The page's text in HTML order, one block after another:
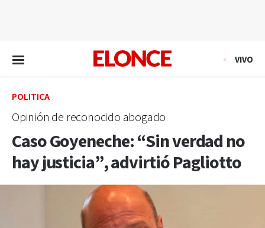
VIVO
POLÍTICA
Opinión de reconocido abogado
Caso Goyeneche: “Sin verdad no
hay justicia”, advirtió Pagliotto